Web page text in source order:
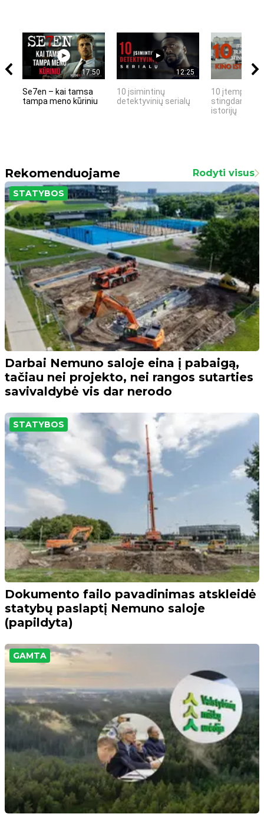
17:50
Se7en – kai tamsa
tampa meno kūriniu
12:25
10 įsimintinų
detektyvinių serialų
10 įtemptų,
stingdančių
istorijų
Rekomenduojame Rodyti visus
STATYBOS
Darbai Nemuno saloje eina į pabaigą,
tačiau nei projekto, nei rangos sutarties
savivaldybė vis dar nerodo
STATYBOS
Dokumento failo pavadinimas atskleidė
statybų paslaptį Nemuno saloje
(papildyta)
GAMTA